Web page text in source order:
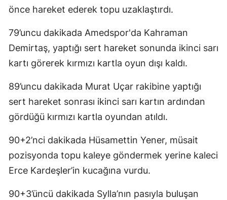
Sinop
Sivas
Tekirdağ
Trabzon
önce hareket ederek topu uzaklaştırdı.
79’uncu dakikada Amedspor'da Kahraman
Demirtaş, yaptığı sert hareket sonunda ikinci sarı
kartı görerek kırmızı kartla oyun dışı kaldı.
89’uncu dakikada Murat Uçar rakibine yaptığı
sert hareket sonrası ikinci sarı kartın ardından
gördüğü kırmızı kartla oyundan atıldı.
90+2’nci dakikada Hüsamettin Yener, müsait
pozisyonda topu kaleye göndermek yerine kaleci
Erce Kardeşler’in kucağına vurdu.
90+3’üncü dakikada Sylla’nın pasıyla buluşan